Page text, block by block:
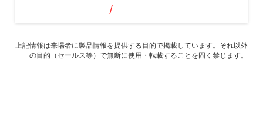
/
上記情報は来場者に製品情報を提供する目的で掲載しています。それ以外
の目的（セールス等）で無断に使用・転載することを固く禁じます。